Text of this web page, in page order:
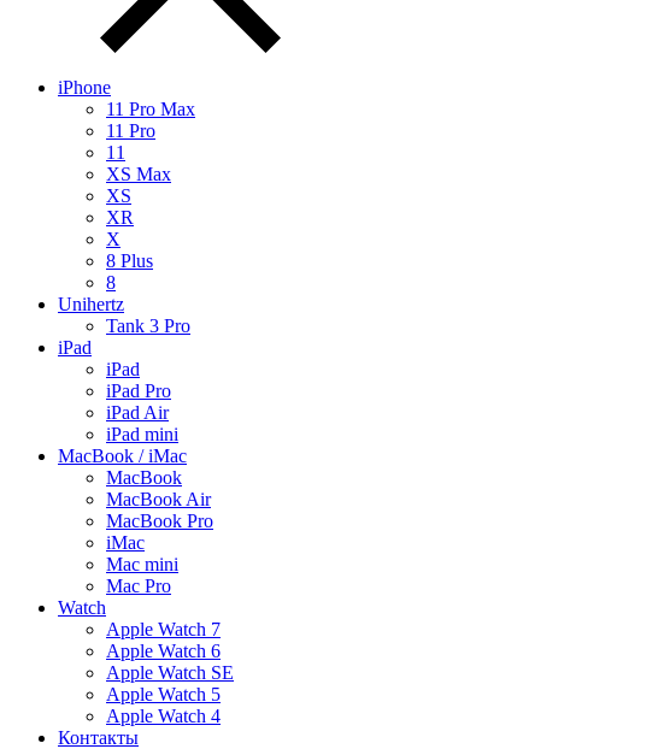
iPhone
11 Pro Max
11 Pro
11
XS Max
XS
XR
X
8 Plus
8
Unihertz
Tank 3 Pro
iPad
iPad
iPad Pro
iPad Air
iPad mini
MacBook / iMac
MacBook
MacBook Air
MacBook Pro
iMac
Mac mini
Mac Pro
Watch
Apple Watch 7
Apple Watch 6
Apple Watch SE
Apple Watch 5
Apple Watch 4
Контакты